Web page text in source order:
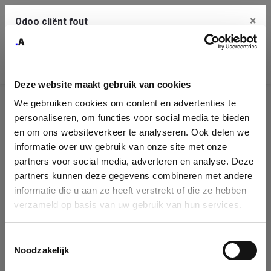
Deze website maakt gebruik van cookies
We gebruiken cookies om content en advertenties te
personaliseren, om functies voor social media te bieden
en om ons websiteverkeer te analyseren. Ook delen we
informatie over uw gebruik van onze site met onze
partners voor social media, adverteren en analyse. Deze
partners kunnen deze gegevens combineren met andere
informatie die u aan ze heeft verstrekt of die ze hebben
verzameld op basis van uw gebruik van hun services.
Noodzakelijk
Identificatie
onderneming
Please fill in your company details
You can search a company in our database by name, VAT or
enterprise ID. When a company is selected it will auto-complete the
form. If you don't find your company in our database, you can create
Odoo cliënt fout ×
klembord
Je dient de kopieer knop te gebruiken om de fout te melden
aan support.
Bekijk details